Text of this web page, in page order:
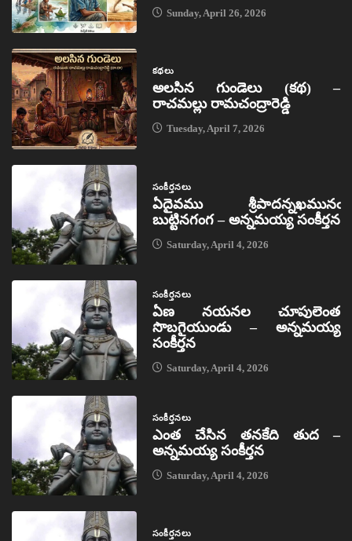
Sunday, April 26, 2026
కథలు
అలసిన గుండెలు (కథ) –
రాచమల్లు రామచంద్రారెడ్డి
Tuesday, April 7, 2026
సంకీర్తనలు
ఏదైవము శ్రీపాదన్నఖమునఁ
బుట్టినగంగ – అన్నమయ్య సంకీర్తన
Saturday, April 4, 2026
సంకీర్తనలు
ఏణ నయనల చూపులెంత
సొబగైయుండు – అన్నమయ్య
సంకీర్తన
Saturday, April 4, 2026
సంకీర్తనలు
ఎంత చేసిన తనకేది తుద –
అన్నమయ్య సంకీర్తన
Saturday, April 4, 2026
సంకీర్తనలు